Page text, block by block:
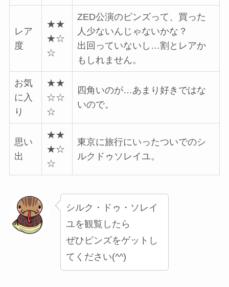
レア
度
★★
★☆
☆
ZED公演のピンズって、買った
人少ないんじゃないかな？
出回っていないし…割とレアか
もしれません。
お気
に入
り
★★
☆☆
☆
四角いのが…あまり好きではな
いので。
思い
出
★★
★☆
☆
東京に旅行にいったついでのシ
ルクドゥソレイユ。
シルク・ドゥ・ソレイ
ユを観覧したら
ぜひピンズをゲットし
てください(^^)